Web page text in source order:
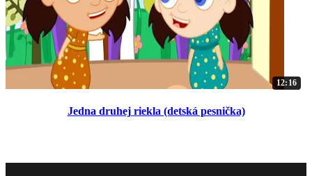
12:16
Jedna druhej riekla (detská pesnička)